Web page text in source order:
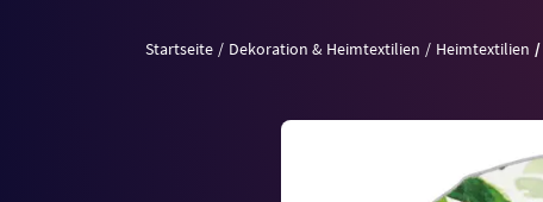
Startseite Dekoration & Heimtextilien Heimtextilien